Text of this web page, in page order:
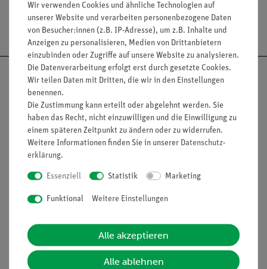
Versandkostenfrei ab 300,- €
Nach oben
Informationen
Projekte und Lösungen
Service
Beratung & Showroom
Inventarisierungs- &
Wir verwenden Cookies und ähnliche Technologien auf
unserer Website und verarbeiten personenbezogene Daten
von Besucher:innen (z.B. IP-Adresse), um z.B. Inhalte und
Anzeigen zu personalisieren, Medien von Drittanbietern
einzubinden oder Zugriffe auf unsere Website zu analysieren.
Die Datenverarbeitung erfolgt erst durch gesetzte Cookies.
Wir teilen Daten mit Dritten, die wir in den Einstellungen
benennen.
Die Zustimmung kann erteilt oder abgelehnt werden. Sie
haben das Recht, nicht einzuwilligen und die Einwilligung zu
einem späteren Zeitpunkt zu ändern oder zu widerrufen.
Weitere Informationen finden Sie in unserer Daten­schutz­
erklärung.
Essenziell Statistik Marketing
Funktional Weitere Einstellungen
Alle akzeptieren
Alle ablehnen